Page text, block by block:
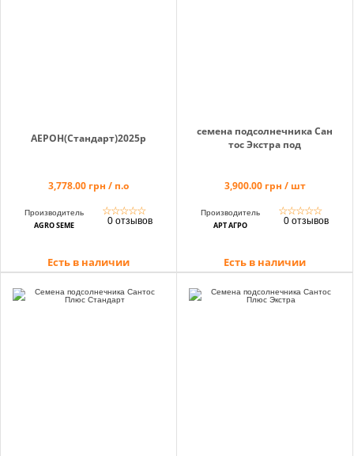
АЕРОН(Стандарт)2025р
3,778.00 грн / п.о
Производитель
AGRO SEME
☆☆☆☆☆
0 отзывов
Есть в наличии
семена подсолнечника Сан
тос Экстра под
3,900.00 грн / шт
Производитель
АРТ АГРО
☆☆☆☆☆
0 отзывов
Есть в наличии